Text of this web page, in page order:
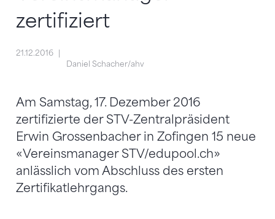
zertifiziert
21.12.2016
Daniel Schacher/ahv
Am Samstag, 17. Dezember 2016
zertifizierte der STV-Zentralpräsident
Erwin Grossenbacher in Zofingen 15 neue
«Vereinsmanager STV/edupool.ch»
anlässlich vom Abschluss des ersten
Zertifikatlehrgangs.